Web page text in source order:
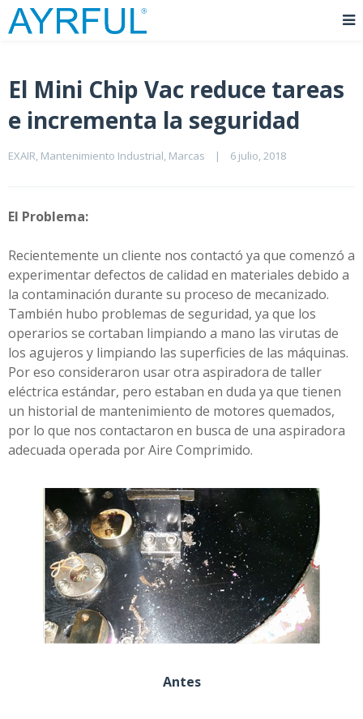
El Mini Chip Vac reduce tareas
e incrementa la seguridad
EXAIR, Mantenimiento Industrial, Marcas | 6 julio, 2018
El Problema:
Recientemente un cliente nos contactó ya que comenzó a
experimentar defectos de calidad en materiales debido a
la contaminación durante su proceso de mecanizado.
También hubo problemas de seguridad, ya que los
operarios se cortaban limpiando a mano las virutas de
los agujeros y limpiando las superficies de las máquinas.
Por eso consideraron usar otra aspiradora de taller
eléctrica estándar, pero estaban en duda ya que tienen
un historial de mantenimiento de motores quemados,
por lo que nos contactaron en busca de una aspiradora
adecuada operada por Aire Comprimido.
Antes